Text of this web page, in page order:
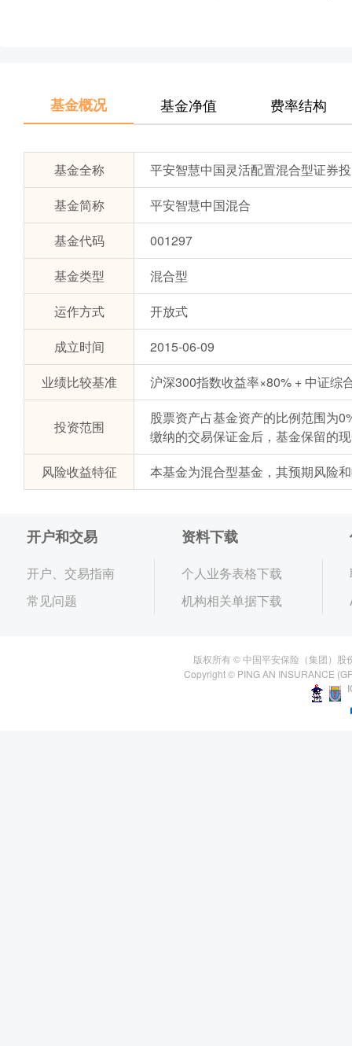
基金概况 基金净值 费率结构
基金全称
平安智慧中国灵活配置混合型证券
基金简称
平安智慧中国混合
基金代码
001297
基金类型
混合型
运作方式
开放式
成立时间
2015-06-09
业绩比较基准
沪深300指数收益率×80% + 中证综
投资范围
股票资产占基金资产的比例范围为
缴纳的交易保证金后，基金保留的
风险收益特征
本基金为混合型基金，其预期风险
开户和交易
开户、交易指南
常见问题
资料下载
个人业务表格下载
机构相关单据下载
版权所有 © 中国平安保险（集团）股
Copyright © PING AN INSURANCE